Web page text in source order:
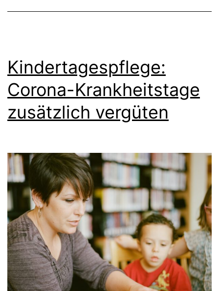
Kindertagespflege:
Corona-Krankheitstage
zusätzlich vergüten